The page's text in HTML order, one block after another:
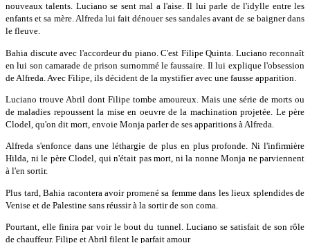
nouveaux talents. Luciano se sent mal a l'aise. Il lui parle de l'idylle entre les
enfants et sa mère. Alfreda lui fait dénouer ses sandales avant de se baigner dans
le fleuve.
Bahia discute avec l'accordeur du piano. C'est Filipe Quinta. Luciano reconnaît
en lui son camarade de prison surnommé le faussaire. Il lui explique l'obsession
de Alfreda. Avec Filipe, ils décident de la mystifier avec une fausse apparition.
Luciano trouve Abril dont Filipe tombe amoureux. Mais une série de morts ou
de maladies repoussent la mise en oeuvre de la machination projetée. Le père
Clodel, qu'on dit mort, envoie Monja parler de ses apparitions à Alfreda.
Alfreda s'enfonce dans une léthargie de plus en plus profonde. Ni l'infirmière
Hilda, ni le père Clodel, qui n'était pas mort, ni la nonne Monja ne parviennent
à l'en sortir.
Plus tard, Bahia racontera avoir promené sa femme dans les lieux splendides de
Venise et de Palestine sans réussir à la sortir de son coma.
Pourtant, elle finira par voir le bout du tunnel. Luciano se satisfait de son rôle
de chauffeur. Filipe et Abril filent le parfait amour